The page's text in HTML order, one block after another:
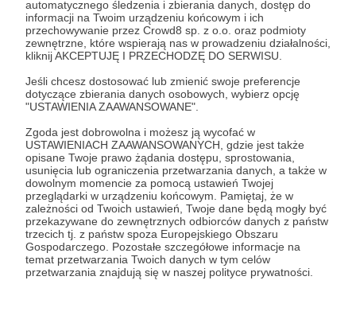
automatycznego śledzenia i zbierania danych, dostęp do
informacji na Twoim urządzeniu końcowym i ich
przechowywanie przez Crowd8 sp. z o.o. oraz podmioty
zewnętrzne, które wspierają nas w prowadzeniu działalności,
kliknij AKCEPTUJĘ I PRZECHODZĘ DO SERWISU.
Jeśli chcesz dostosować lub zmienić swoje preferencje
dotyczące zbierania danych osobowych, wybierz opcję
"USTAWIENIA ZAAWANSOWANE".
Zgoda jest dobrowolna i możesz ją wycofać w
USTAWIENIACH ZAAWANSOWANYCH, gdzie jest także
opisane Twoje prawo żądania dostępu, sprostowania,
usunięcia lub ograniczenia przetwarzania danych, a także w
dowolnym momencie za pomocą ustawień Twojej
przeglądarki w urządzeniu końcowym. Pamiętaj, że w
zależności od Twoich ustawień, Twoje dane będą mogły być
przekazywane do zewnętrznych odbiorców danych z państw
trzecich tj. z państw spoza Europejskiego Obszaru
Gospodarczego. Pozostałe szczegółowe informacje na
temat przetwarzania Twoich danych w tym celów
przetwarzania znajdują się w naszej polityce prywatności.
00:19:58
12.01.2026 ● 1 odsłon
Ważne wykresy - Typy społeczeństw -
piramidy płci i wieku